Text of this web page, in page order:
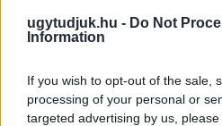
ugytudjuk.hu - Do Not
Information
If you wish to opt-out of the sale,
processing of your personal or
targeted advertising by us,